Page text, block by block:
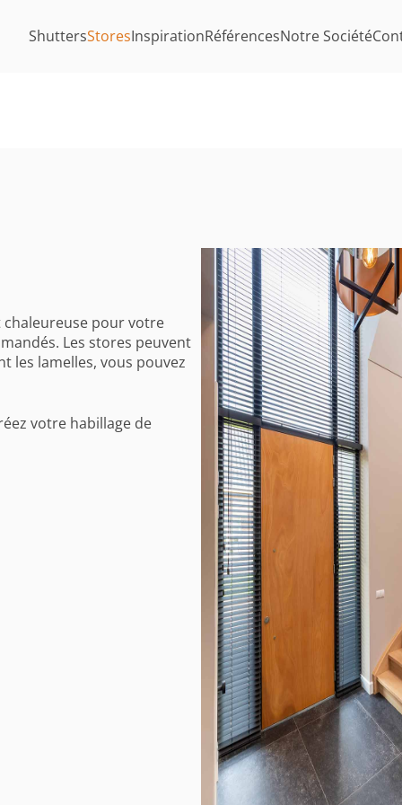
ShuttersStoresInspirationRéférencesNotre Société
pour votre
Les stores peuvent
les lamelles, vous pouvez
votre habillage de